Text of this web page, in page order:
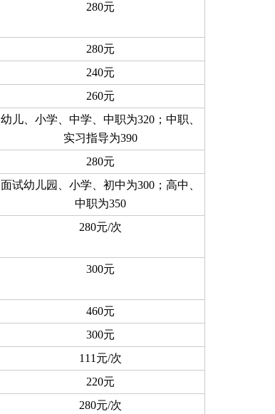
280元
280元
240元
260元
幼儿、小学、中学、中职为320；中职、
实习指导为390
280元
面试幼儿园、小学、初中为300；高中、
中职为350
280元/次
300元
460元
300元
111元/次
220元
280元/次